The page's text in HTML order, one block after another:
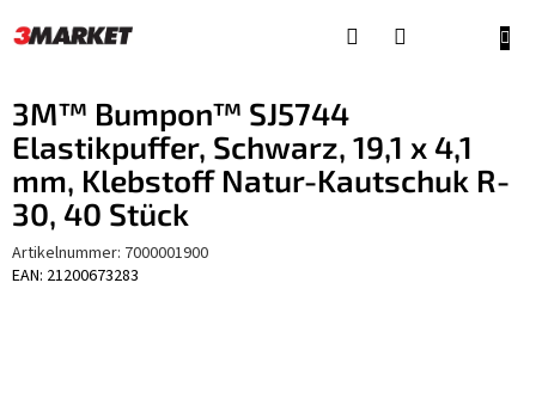
Inhalt
3M™ Bumpon™ SJ5744
Elastikpuffer, Schwarz, 19,1 x 4,1
mm, Klebstoff Natur-Kautschuk R-
30, 40 Stück
Artikelnummer: 7000001900
EAN: 21200673283